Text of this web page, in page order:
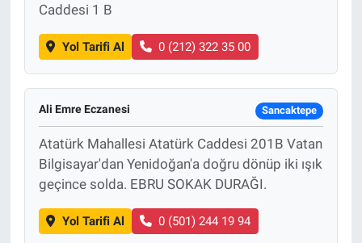
Caddesi 1 B
Yol Tarifi Al 0 (212) 322 35 00
Ali Emre Eczanesi Sancaktepe
Atatürk Mahallesi Atatürk Caddesi 201B Vatan
Bilgisayar'dan Yenidoğan'a doğru dönüp iki ışık
geçince solda. EBRU SOKAK DURAĞI.
Yol Tarifi Al 0 (501) 244 19 94